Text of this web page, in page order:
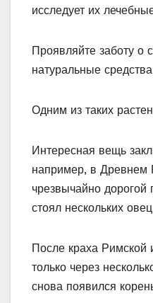
исследует их
Проявляйте заботу о
натуральные
Одним из таких
Интересная вещь
например, в Древнем
чрезвычайно дорогой
стоял нескольких
После краха
только через
снова появился